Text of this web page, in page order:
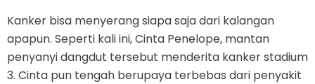
Kanker bisa menyerang siapa saja dari kalangan
apapun. Seperti kali ini, Cinta Penelope, mantan
penyanyi dangdut tersebut menderita kanker stadium
3. Cinta pun tengah berupaya terbebas dari penyakit